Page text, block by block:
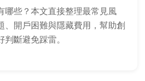
哪些？本文直接整理最常見風
、開戶困難與隱藏費用，幫助創
斷避免踩雷。